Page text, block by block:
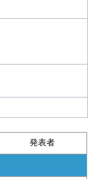
発表者